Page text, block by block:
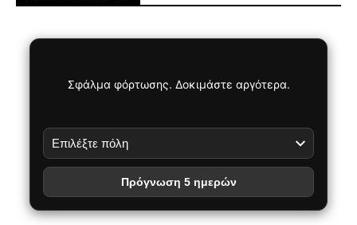
Σφάλμα φόρτωσης. Δοκιμάστε αργότερα.
Πρόγνωση 5 ημερών